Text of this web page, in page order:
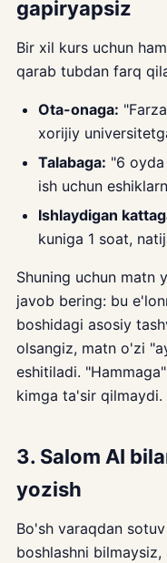
gapiryapsiz
Bir xil kurs uchun
qarab tubdan farq
Ota-onaga:
xorijiy
Talabaga: "6
ish uchun
Ishlaydigan
kuniga 1 soat,
Shuning uchun matn
javob bering: bu
boshidagi asosiy
olsangiz, matn o'zi
eshitiladi.
kimga ta'sir qilmaydi.
3. Salom AI
yozish
Bo'sh varaqdan
boshlashni